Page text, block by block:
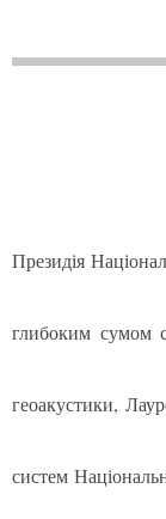
Президія
глибоким сумом
геоакустики,
систем